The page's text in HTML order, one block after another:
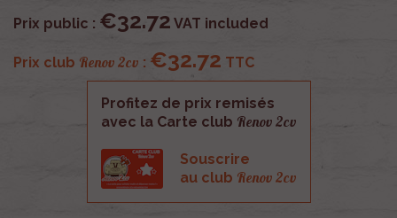
Prix public : €32.72 VAT included
Prix club Renov 2cv : €32.72 TTC
Profitez de prix remisés
avec la Carte club Renov 2cv
Souscrire
au club Renov 2cv